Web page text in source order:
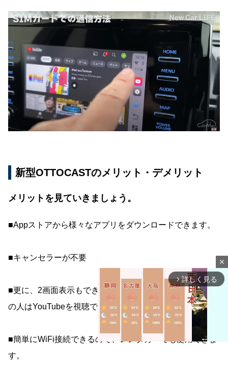
新型OTTOCASTのメリット・デメリット
メリットを見ていきましょう。
■Appストアから様々なアプリをダウンロードできます。
■キャンセラーが不要
■更に、2画面表示もできるので、運転者はマップ助手席
の人はYouTubeを視聴できます。
■簡単にWiFi接続できるので、レンタカーでも使用できま
す。
close
arrow_forward_ios 詳しく見る